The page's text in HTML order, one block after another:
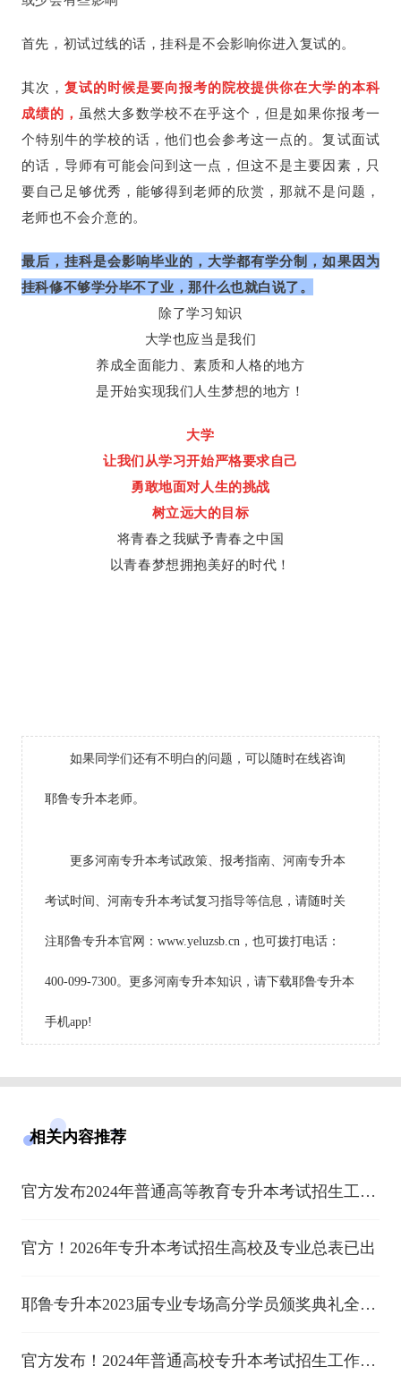
首先，初试过线的话，挂科是不会影响你进入复试的。
其次， 复试的时候是要向报考的院校提供你在大学的本科
成绩的， 虽然大多数学校不在乎这个，但是如果你报考一
个特别牛的学校的话，他们也会参考这一点的。复试面试
的话，导师有可能会问到这一点，但这不是主要因素，只
要自己足够优秀，能够得到老师的欣赏，那就不是问题，
老师也不会介意的。
最后，挂科是会影响毕业的，大学都有学分制，如果因为
挂科修不够学分毕不了业，那什么也就白说了。
除了学习知识
大学也应当是我们
养成全面能力、素质和人格的地方
是开始实现我们人生梦想的地方！
大学
让我们从学习开始严格要求自己
勇敢地面对人生的挑战
树立远大的目标
将青春之我赋予青春之中国
以青春梦想拥抱美好的时代！
如果同学们还有不明白的问题，可以随时在线咨询
耶鲁专升本老师。
更多河南专升本考试政策、报考指南、河南专升本
考试时间、河南专升本考试复习指导等信息，请随时关
注耶鲁专升本官网：www.yeluzsb.cn，也可拨打电话：
400-099-7300。更多河南专升本知识，请下载耶鲁专升本
手机app!
相关内容推荐
官方发布2024年普通高等教育专升本考试招生工作
官方！2026年专升本考试招生高校及专业总表已出
耶鲁专升本2023届专业专场高分学员颁奖典礼全流
官方发布！2024年普通高校专升本考试招生工作实